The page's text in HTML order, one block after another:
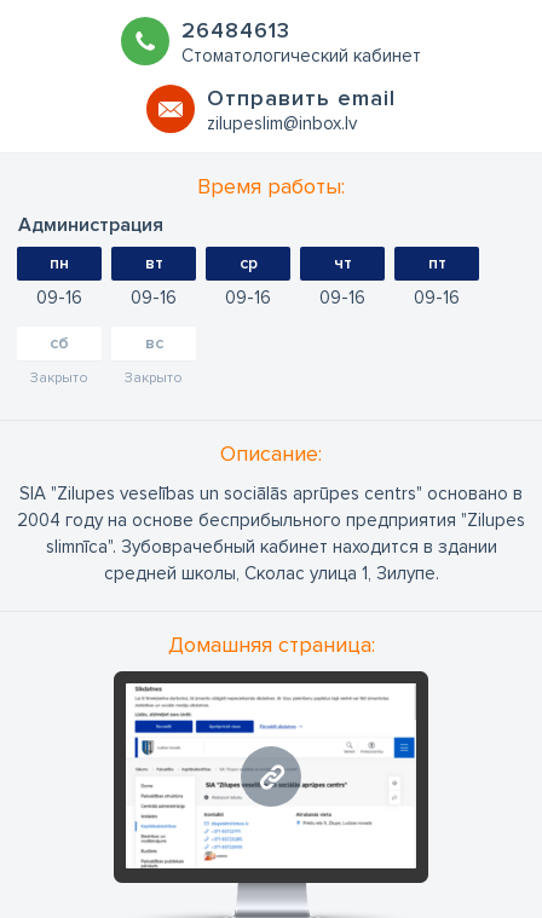
26484613
Стоматологический кабинет
Oтправить email
zilupeslim@inbox.lv
Время работы:
Администрация
пн
09 16
вт
09 16
ср
09 16
чт
09 16
пт
09 16
сб
Закрыто
вс
Закрыто
Oписание:
SIA "Zilupes veselības un sociālās aprūpes centrs" основано в
2004 году на основе бесприбыльного предприятия "Zilupes
slimnīca". Зубоврачебный кабинет находится в здании
средней школы, Сколас улица 1, Зилупе.
Домашняя страница:
www.ludzasnovads.lv